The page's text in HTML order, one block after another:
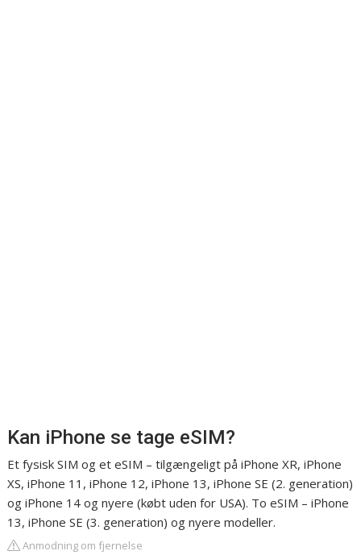
Kan iPhone se tage eSIM?
Et fysisk SIM og et eSIM – tilgængeligt på iPhone XR, iPhone
XS, iPhone 11, iPhone 12, iPhone 13, iPhone SE (2. generation)
og iPhone 14 og nyere (købt uden for USA). To eSIM – iPhone
13, iPhone SE (3. generation) og nyere modeller.
Anmodning om fjernelse